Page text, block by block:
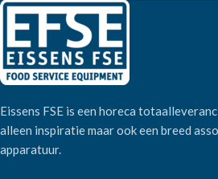
Eissens FSE is een horeca
alleen inspiratie maar ook een breed
apparatuur.